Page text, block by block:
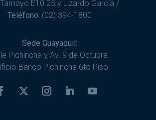
E10 25 y Lizardo García /
Teléfono: (02) 394-1800
Sede Guayaquil:
Pichincha y Av. 9 de Octubre.
Banco Pichincha 6to Piso